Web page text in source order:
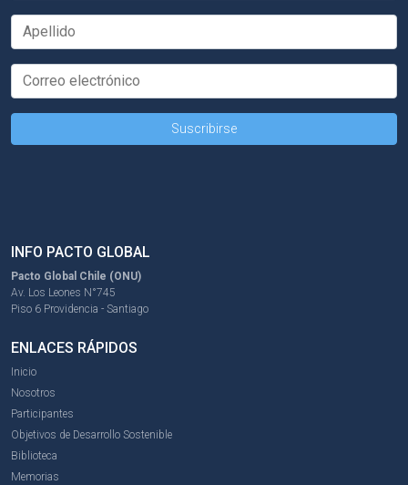
INFO PACTO GLOBAL
Pacto Global Chile (ONU)
Av. Los Leones N°745
Piso 6 Providencia - Santiago
ENLACES RÁPIDOS
Inicio
Nosotros
Participantes
Objetivos de Desarrollo Sostenible
Biblioteca
Memorias